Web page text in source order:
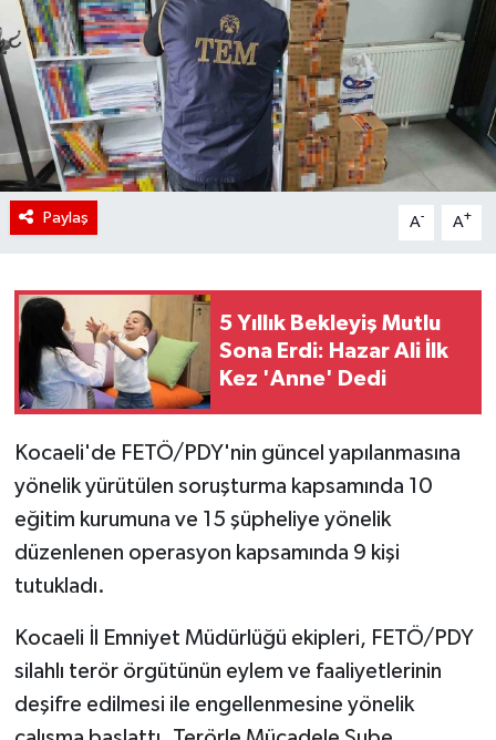
Paylaş A- A+
5 Yıllık Bekleyiş Mutlu
Sona Erdi: Hazar Ali İlk
Kez 'Anne' Dedi
Kocaeli'de FETÖ/PDY'nin güncel yapılanmasına
yönelik yürütülen soruşturma kapsamında 10
eğitim kurumuna ve 15 şüpheliye yönelik
düzenlenen operasyon kapsamında 9 kişi
tutukladı.
Kocaeli İl Emniyet Müdürlüğü ekipleri, FETÖ/PDY
silahlı terör örgütünün eylem ve faaliyetlerinin
deşifre edilmesi ile engellenmesine yönelik